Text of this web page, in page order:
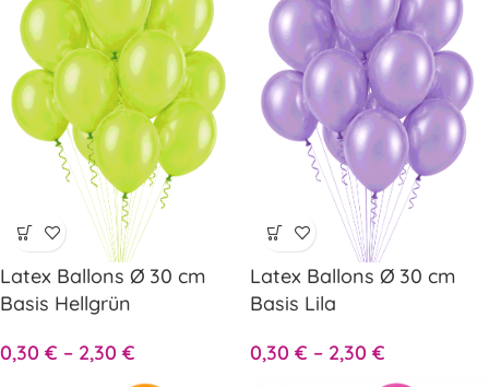
Latex Ballons Ø 30 cm
Basis Hellgrün
0,30 € – 2,30 €
Latex Ballons Ø 30 cm
Basis Lila
0,30 € – 2,30 €